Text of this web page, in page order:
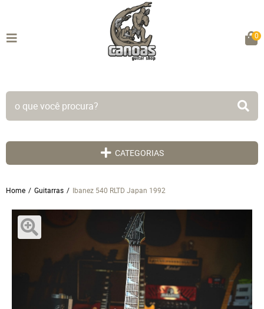
TODO SITE EM ATÉ 5X SEM JUROS!
0
CATEGORIAS
Home Guitarras Ibanez 540 RLTD Japan 1992